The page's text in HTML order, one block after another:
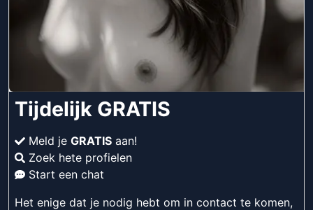
Tijdelijk GRATIS
Meld je GRATIS aan!
Zoek hete profielen
Start een chat
Het enige dat je nodig hebt om in contact te komen,